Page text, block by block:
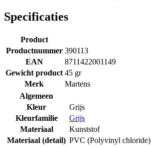
Specificaties
Product
Productnummer 390113
EAN
8711422001149
Gewicht product 45 gr
Merk
Martens
Algemeen
Kleur
Grijs
Kleurfamilie
Grijs
Materiaal
Kunststof
Materiaal (detail) PVC (Polyvinyl chloride)